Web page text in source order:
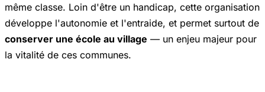
même classe. Loin d'être un handicap, cette organisation
développe l'autonomie et l'entraide, et permet surtout de
conserver une école au village — un enjeu majeur pour
la vitalité de ces communes.